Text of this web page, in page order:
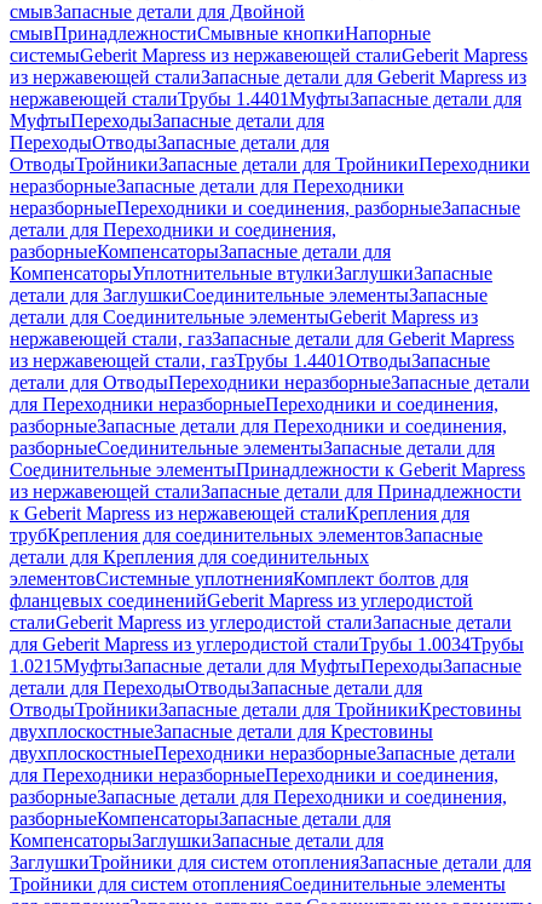
смывЗапасные детали для Двойной
смывПринадлежностиСмывные кнопкиНапорные
системыGeberit Mapress из нержавеющей сталиGeberit Mapress
из нержавеющей сталиЗапасные детали для Geberit Mapress из
нержавеющей сталиТрубы 1.4401МуфтыЗапасные детали для
МуфтыПереходыЗапасные детали для
ПереходыОтводыЗапасные детали для
ОтводыТройникиЗапасные детали для ТройникиПереходники
неразборныеЗапасные детали для Переходники
неразборныеПереходники и соединения, разборныеЗапасные
детали для Переходники и соединения,
разборныеКомпенсаторыЗапасные детали для
КомпенсаторыУплотнительные втулкиЗаглушкиЗапасные
детали для ЗаглушкиСоединительные элементыЗапасные
детали для Соединительные элементыGeberit Mapress из
нержавеющей стали, газЗапасные детали для Geberit Mapress
из нержавеющей стали, газТрубы 1.4401ОтводыЗапасные
детали для ОтводыПереходники неразборныеЗапасные детали
для Переходники неразборныеПереходники и соединения,
разборныеЗапасные детали для Переходники и соединения,
разборныеСоединительные элементыЗапасные детали для
Соединительные элементыПринадлежности к Geberit Mapress
из нержавеющей сталиЗапасные детали для Принадлежности
к Geberit Mapress из нержавеющей сталиКрепления для
трубКрепления для соединительных элементовЗапасные
детали для Крепления для соединительных
элементовСистемные уплотненияКомплект болтов для
фланцевых соединенийGeberit Mapress из углеродистой
сталиGeberit Mapress из углеродистой сталиЗапасные детали
для Geberit Mapress из углеродистой сталиТрубы 1.0034Трубы
1.0215МуфтыЗапасные детали для МуфтыПереходыЗапасные
детали для ПереходыОтводыЗапасные детали для
ОтводыТройникиЗапасные детали для ТройникиКрестовины
двухплоскостныеЗапасные детали для Крестовины
двухплоскостныеПереходники неразборныеЗапасные детали
для Переходники неразборныеПереходники и соединения,
разборныеЗапасные детали для Переходники и соединения,
разборныеКомпенсаторыЗапасные детали для
КомпенсаторыЗаглушкиЗапасные детали для
ЗаглушкиТройники для систем отопленияЗапасные детали для
Тройники для систем отопленияСоединительные элементы